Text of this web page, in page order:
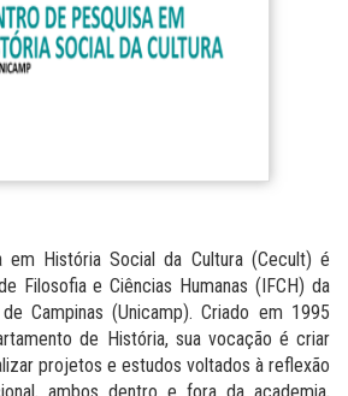
em História Social da Cultura (Cecult) é
Filosofia e Ciências Humanas (IFCH) da
Campinas (Unicamp). Criado em 1995
de História, sua vocação é criar
projetos e estudos voltados à reflexão